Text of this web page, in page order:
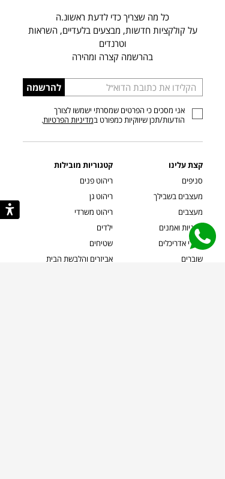
כל מה שצריך כדי לדעת ראשונ.ה
על קולקציות חדשות, מבצעים בלעדיים, השראות
וטרנדים
בהרשמה קצרה ומהירה
הכניסו
כתובת
דוא”ל
להרשמה
אני מסכים כי הפרטים שמסרתי ישמשו לצורך
הודעות/תכן שיווקיות כמפורט במדיניות הפרטיות.
קצת עלינו
סניפים
מעצבים בשבילך
מעצבים
אמניות ואמנים
קשרי אדריכלים
שוברים
קטגוריות מובילות
ריהוט פנים
ריהוט גן
ריהוט משרדי
ילדים
שטיחים
אביזרים והלבשת הבית